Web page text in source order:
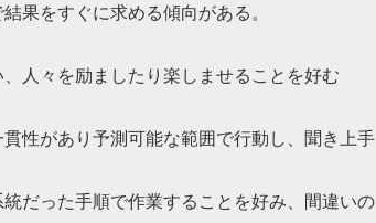
果をすぐに求める傾向がある。
人々を励ましたり楽しませることを好む
性があり予測可能な範囲で行動し、聞き上手
だった手順で作業することを好み、間違いの